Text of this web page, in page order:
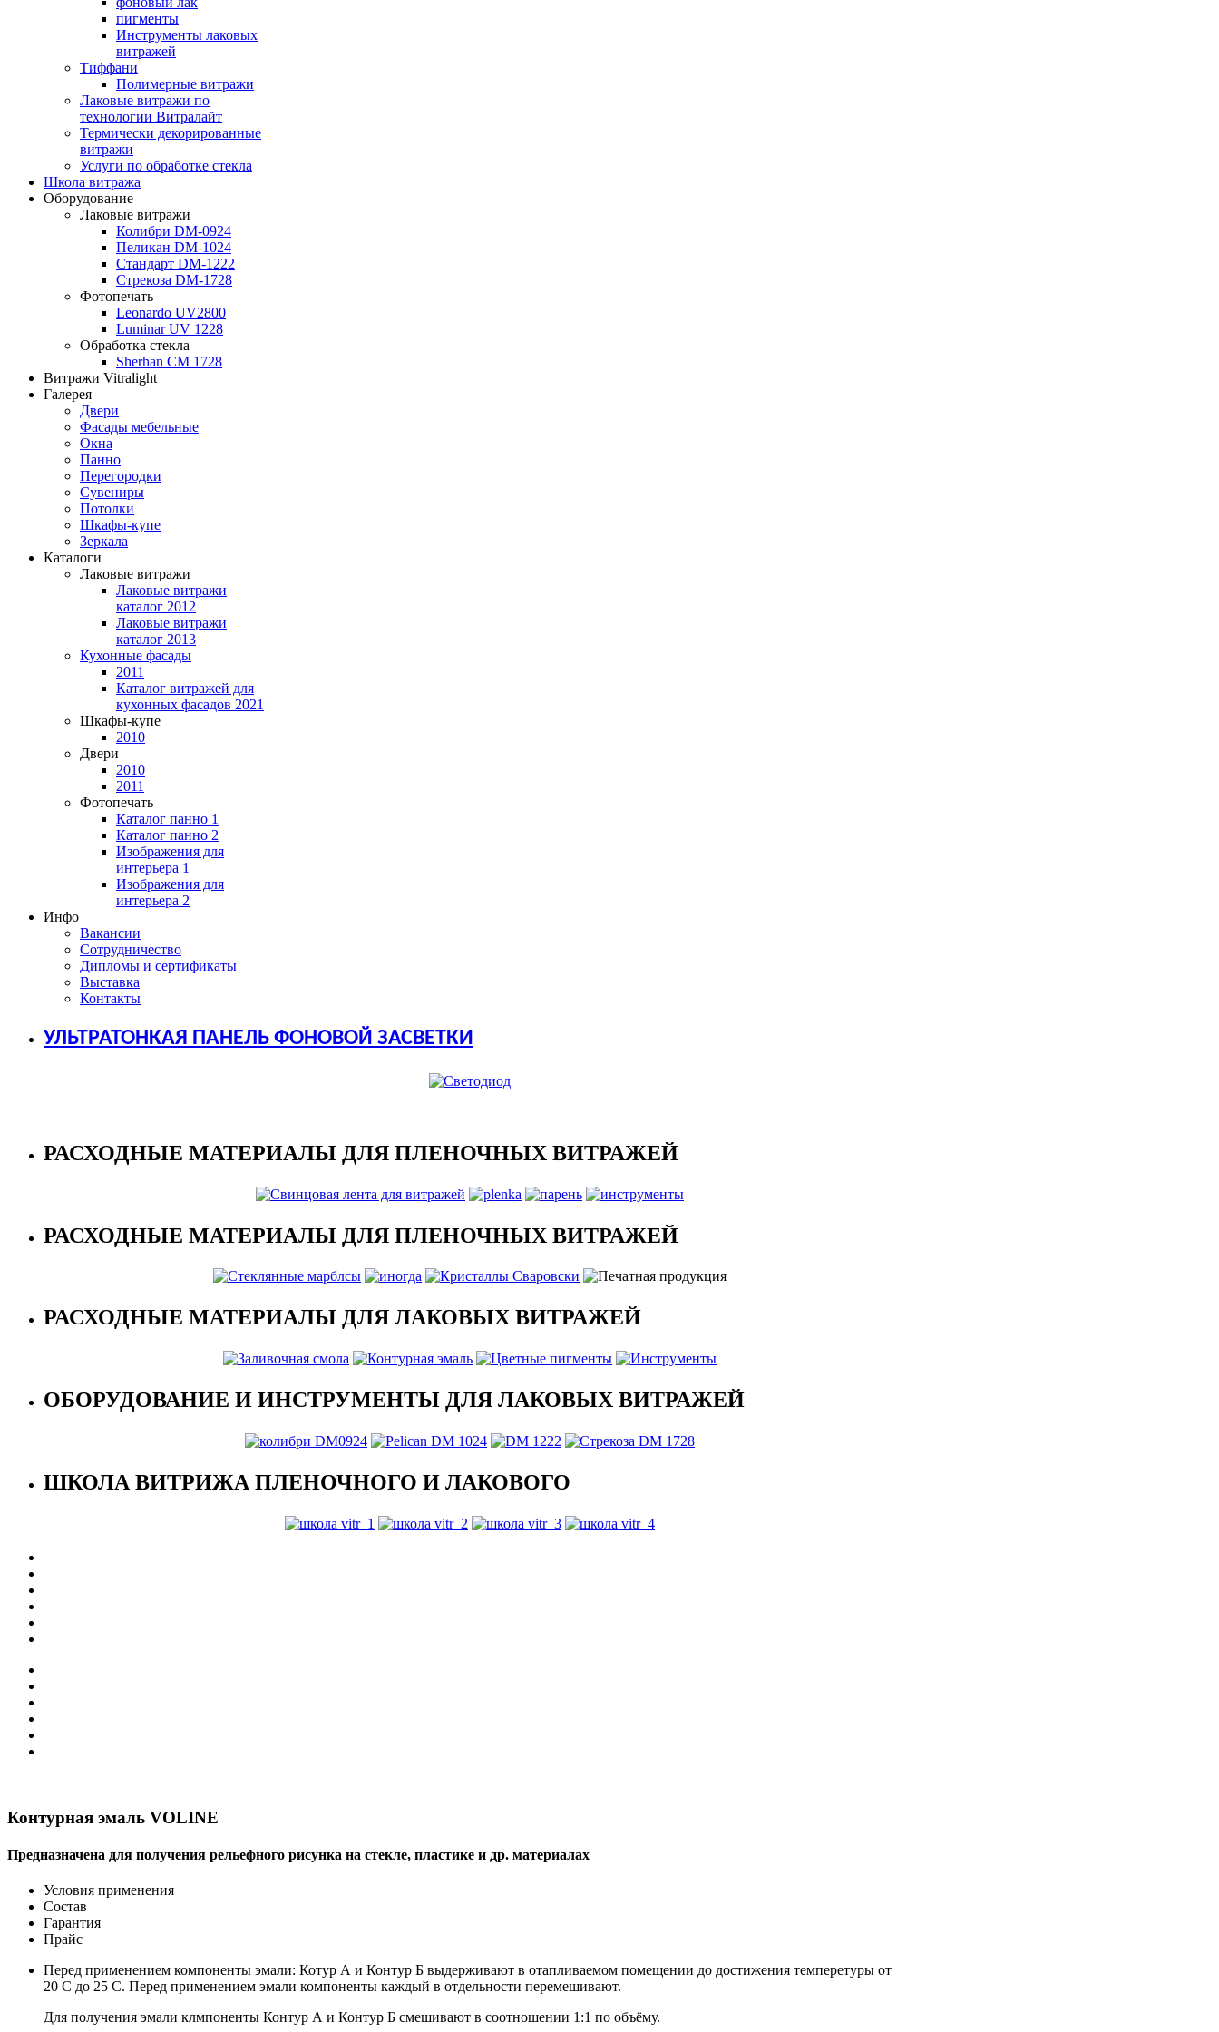
пигменты
Инструменты лаковых
витражей
Тиффани
Полимерные витражи
Лаковые витражи по
технологии Витралайт
Термически декорированные
витражи
Услуги по обработке стекла
Школа витража
Оборудование
Лаковые витражи
Колибри DM-0924
Пеликан DM-1024
Стандарт DM-1222
Стрекоза DM-1728
Фотопечать
Leonardo UV2800
Luminar UV 1228
Обработка стекла
Sherhan CM 1728
Витражи Vitralight
Галерея
Двери
Фасады мебельные
Окна
Панно
Перегородки
Сувениры
Потолки
Шкафы-купе
Зеркала
Каталоги
Лаковые витражи
Лаковые витражи
каталог 2012
Лаковые витражи
каталог 2013
Кухонные фасады
2011
Каталог витражей для
кухонных фасадов 2021
Шкафы-купе
2010
Двери
2010
2011
Фотопечать
Каталог панно 1
Каталог панно 2
Изображения для
интерьера 1
Изображения для
интерьера 2
Инфо
Вакансии
Сотрудничество
Дипломы и сертификаты
Выставка
Контакты
УЛЬТРАТОНКАЯ ПАНЕЛЬ ФОНОВОЙ ЗАСВЕТКИ
РАСХОДНЫЕ МАТЕРИАЛЫ ДЛЯ ПЛЕНОЧНЫХ ВИТРАЖЕЙ
РАСХОДНЫЕ МАТЕРИАЛЫ ДЛЯ ПЛЕНОЧНЫХ ВИТРАЖЕЙ
РАСХОДНЫЕ МАТЕРИАЛЫ ДЛЯ ЛАКОВЫХ ВИТРАЖЕЙ
ОБОРУДОВАНИЕ И ИНСТРУМЕНТЫ ДЛЯ ЛАКОВЫХ ВИТРАЖЕЙ
ШКОЛА ВИТРИЖА ПЛЕНОЧНОГО И ЛАКОВОГО
Контурная эмаль VOLINE
Предназначена для получения рельефного рисунка на стекле, пластике и др. материалах
Условия применения
Состав
Гарантия
Прайс
Перед применением компоненты эмали: Котур А и Контур Б выдерживают в отапливаемом помещении до достижения темперетуры от
20 С до 25 С. Перед применением эмали компоненты каждый в отдельности перемешивают.
Для получения эмали клмпоненты Контур А и Контур Б смешивают в соотношении 1:1 по объёму.